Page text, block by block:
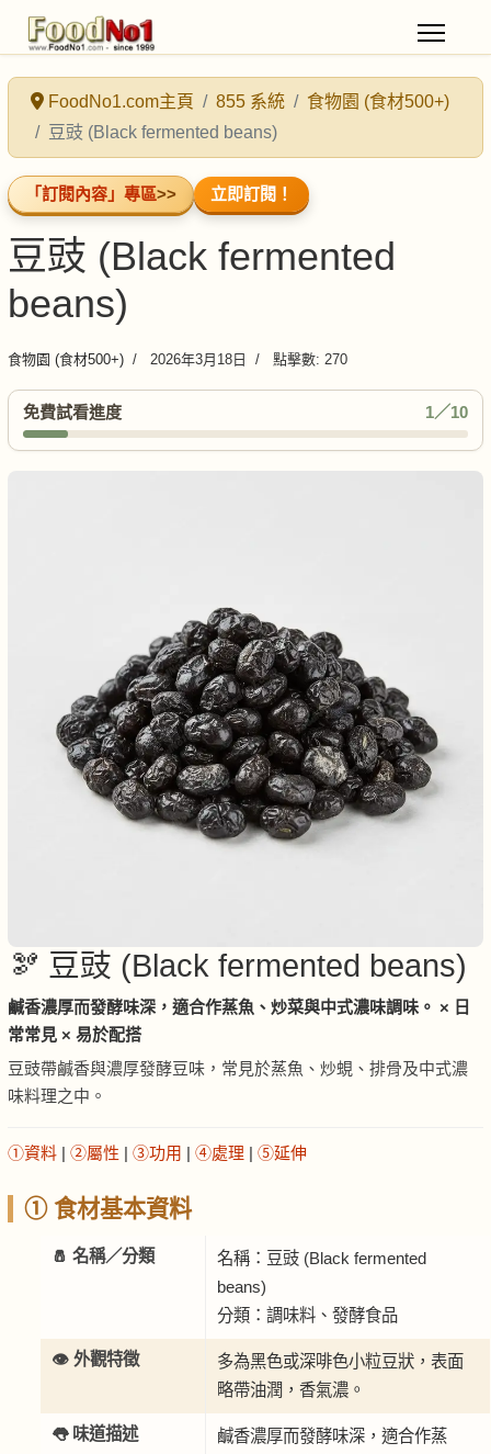
FoodNo1.com主頁 855 系統
食物園 (食材500+)
豆豉 (Black fermented beans)
「訂閱內容」專區>> 立即訂閱！
豆豉 (Black fermented
beans)
食物園 (食材500+) 2026年3月18日 點擊數: 270
免費試看進度 1／10
🫘 豆豉 (Black fermented beans)
鹹香濃厚而發酵味深，適合作蒸魚、炒菜與中式濃味調味。 × 日
常常見 × 易於配搭
豆豉帶鹹香與濃厚發酵豆味，常見於蒸魚、炒蜆、排骨及中式濃
味料理之中。
①資料 | ②屬性 | ③功用 | ④處理 | ⑤延伸
① 食材基本資料
🧂 名稱／分類
名稱：豆豉 (Black fermented
beans)
分類：調味料、發酵食品
👁️ 外觀特徵
多為黑色或深啡色小粒豆狀，表面
略帶油潤，香氣濃。
👅 味道描述
鹹香濃厚而發酵味深，適合作蒸